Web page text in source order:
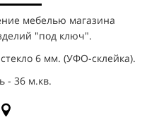
мебелью магазина
"под ключ".
6 мм. (УФО-склейка).
- 36 м.кв.